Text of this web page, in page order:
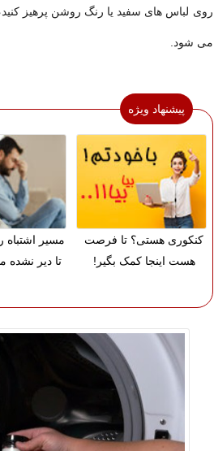
روی لباس های سفید یا رنگ روشن پرهیز
می شود.
پیشنهاد ویژه
کنکوری هستی؟ تا فرصت
هست اینجا کمک بگیر!
مسیر اشتباه
تا دیر نشده